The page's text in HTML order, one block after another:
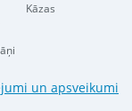
Kāzas
un apsveikumi